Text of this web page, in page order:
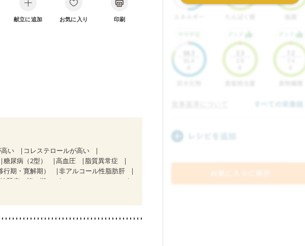
献立に追加 お気に入り 印刷
い
コレステロールが高い
糖尿病（2型） 高血圧
脂質異常症
期・寛解期）
非アルコール性脂肪肝
腎症（第３期）
CKD（ステージ１）
（抗がん剤治療中）
産後（混合栄養）
産後（ミルク）